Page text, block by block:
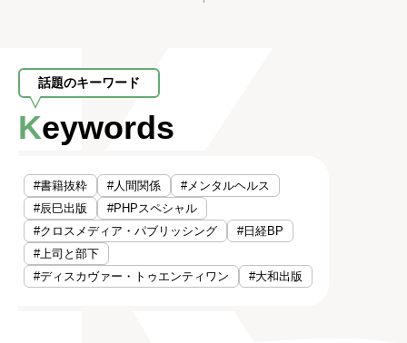
話題のキーワード
Keywords
#書籍抜粋 #人間関係
#メンタルヘルス
#辰巳出版
#PHPスペシャル
#クロスメディア・パブリッシング
#日経BP
#上司と部下
#ディスカヴァー・トゥエンティワン
#大和出版